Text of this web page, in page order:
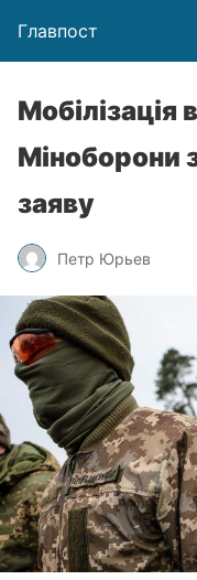
Главпост
Мобілізація
Міноборони
заяву
Петр Юрьев